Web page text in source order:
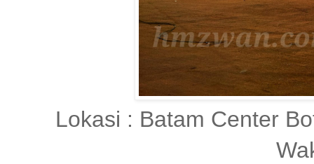
Lokasi : Batam Center